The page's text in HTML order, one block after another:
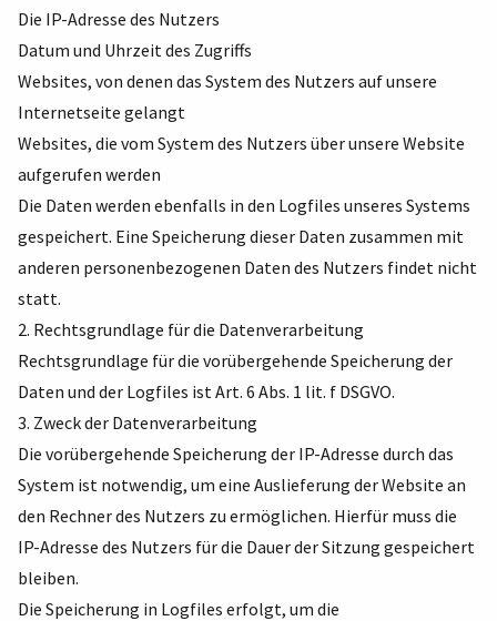
Die IP-Adresse des Nutzers
Datum und Uhrzeit des Zugriffs
Websites, von denen das System des Nutzers auf unsere
Internetseite gelangt
Websites, die vom System des Nutzers über unsere Website
aufgerufen werden
Die Daten werden ebenfalls in den Logfiles unseres Systems
gespeichert. Eine Speicherung dieser Daten zusammen mit
anderen personenbezogenen Daten des Nutzers findet nicht
statt.
2. Rechtsgrundlage für die Datenverarbeitung
Rechtsgrundlage für die vorübergehende Speicherung der
Daten und der Logfiles ist Art. 6 Abs. 1 lit. f DSGVO.
3. Zweck der Datenverarbeitung
Die vorübergehende Speicherung der IP-Adresse durch das
System ist notwendig, um eine Auslieferung der Website an
den Rechner des Nutzers zu ermöglichen. Hierfür muss die
IP-Adresse des Nutzers für die Dauer der Sitzung gespeichert
bleiben.
Die Speicherung in Logfiles erfolgt, um die